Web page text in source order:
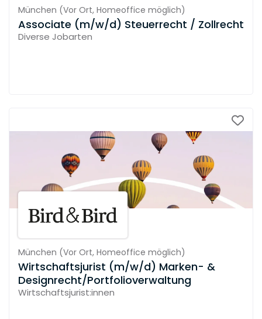
München (Vor Ort, Homeoffice möglich)
Associate (m/w/d) Steuerrecht / Zollrecht
Diverse Jobarten
München (Vor Ort, Homeoffice möglich)
Wirtschaftsjurist (m/w/d) Marken- &
Designrecht/Portfolioverwaltung
Wirtschaftsjurist:innen